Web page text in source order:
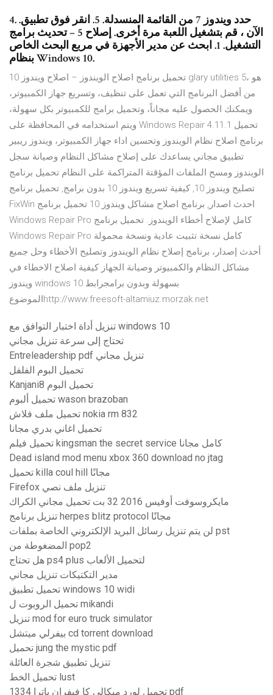
4. حدد ويندوز 7 من القائمة المنسدلة. 5. انقر فوق تطبيق.
الآن ، قم بتشغيل اللعبة مرة أخرى. إصلاح 5 – تحديث برامج
التشغيل. 1. ابحث عن مدير الأجهزة في مربع البحث الخاص
بنظام Windows 10.
تحميل برنامج اصلاح الويندوز – اصلاح ويندوز 10 glary utilities 5، هو
من أفضل البرنامج التي تعمل على تنظيف، وتسريع جهاز الكمبيوتر،
ويمكنك الحصول عليه مجاناً، وتحميل برامج للكمبيوتر بكل سهولة،
ويتم استخدامه في المحافظة على Windows Repair 4.11.1 تحميل
برنامج اصلاح نظام الويندوز وتحسين اداء جهاز الكمبيوتر، ويندوز ريبير
تطبيق مجاني يساعدك على إصلاح مشاكل النظام وصيانة سجل
الويندوز ومسح الملفات المؤقتة المتراكمة على النظام تحميل برنامج
تصليح ويندوز 10, كيفية تسريع ويندوز 10 بدون برامج, تحميل برنامج
FixWin احدث اصدار, برنامج اصلاح مشاكل ويندوز 10 تحميل برنامج
Windows Repair Pro كامل لإصلاح أخطاء الويندوز. تحميل برنامج
Windows Repair Pro كامل نسخة تثبيت عادية ونسخة محمولة
أحدث إصدار، برنامج إصلاح نظام الويندوز وتصليح الأخطاء وحل جميع
مشاكل النظام والكمبيوتر وصيانة الجهاز كيفية اصلاح الاخطاء في
ويندوز windows 10 بسهولة وبدون برامجرابط
الموضوعhttp://www.freesoft-altamiuz.morzak.net
تنزيل أداة اختبار التوافق مع windows 10
تحتاج إلى سرعة تنزيل مجاني
Entreleadership pdf تنزيل مجاني
تحميل البوم الفلفل
Kanjani8 تحميل البوم
تحميل ألبوم wason brazoban
تحميل ملف فلاش nokia rm 832
تحميل اغاني بدري مجانا
تحميل فيلم kingsman the secret service كامل مجانا
Dead island mod menu xbox 360 download no jtag
تحميل killa coul hill مجانًا
Firefox تنزيل ملف نصي
مايكروسوفت أوفيس 2016 32 بت تحميل مجاني الكراك
تنزيل برنامج herpes blitz protocol مجانًا
لن يتم تنزيل رسائل البريد الإلكتروني الخاصة بملفات pst
المضغوطة من pop2
هل تحتاج ps4 plus لتحميل الألعاب
مدير التكتيكات تنزيل مجاني
تحميل تطبيق windows 10 widi
تحميل الروبوت ل mikandi
تنزيل mod for euro truck simulator
بيفرلي ميتشل cd torrent download
تحميل jung the mystic pdf
تنزيل تطبيق شجرة العائلة
تحميل الخط lust
تحميل لورد ميكالي كا فيفران باترا 1334 pdf